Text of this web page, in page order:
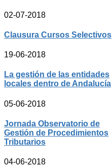
02-07-2018
Clausura Cursos Selectivos
19-06-2018
La gestión de las entidades
locales dentro de Andalucía
05-06-2018
Jornada Observatorio de
Gestión de Procedimientos
Tributarios
04-06-2018